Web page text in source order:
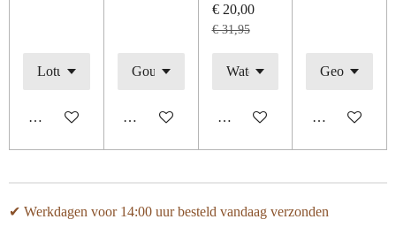
In winkelwagen In winkelwagen
€ 20,00
€ 31,95
In winkelwagen In
✔ Werkdagen voor 14:00 uur besteld vandaag verzonden